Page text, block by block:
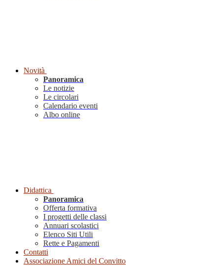
Novità
Panoramica
Le notizie
Le circolari
Calendario eventi
Albo online
Didattica
Panoramica
Offerta formativa
I progetti delle classi
Annuari scolastici
Elenco Siti Utili
Rette e Pagamenti
Contatti
Associazione Amici del Convitto